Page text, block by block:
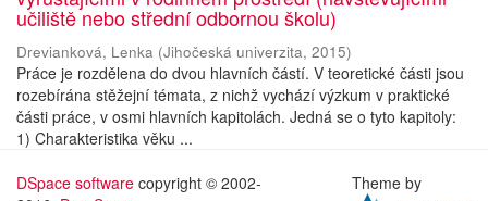
učiliště nebo střední odbornou školu)
Drevianková, Lenka (Jihočeská univerzita, 2015)
Práce je rozdělena do dvou hlavních částí. V teoretické části jsou
rozebírána stěžejní témata, z nichž vychází výzkum v praktické
části práce, v osmi hlavních kapitolách. Jedná se o tyto kapitoly:
1) Charakteristika věku ...
DSpace software copyright © 2002-
Theme by